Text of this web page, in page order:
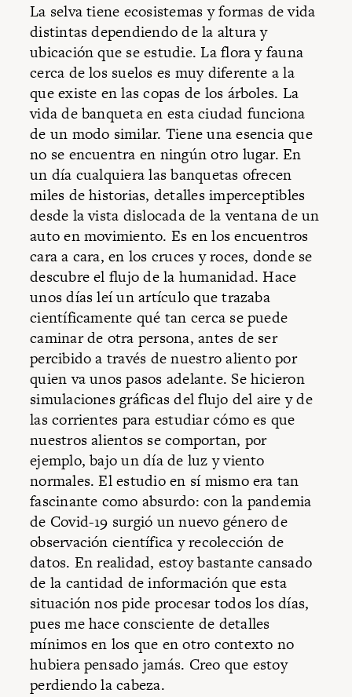
La selva tiene ecosistemas y formas de vida
distintas dependiendo de la altura y
ubicación que se estudie. La flora y fauna
cerca de los suelos es muy diferente a la
que existe en las copas de los árboles. La
vida de banqueta en esta ciudad funciona
de un modo similar. Tiene una esencia que
no se encuentra en ningún otro lugar. En
un día cualquiera las banquetas ofrecen
miles de historias, detalles imperceptibles
desde la vista dislocada de la ventana de un
auto en movimiento. Es en los encuentros
cara a cara, en los cruces y roces, donde se
descubre el flujo de la humanidad. Hace
unos días leí un artículo que trazaba
científicamente qué tan cerca se puede
caminar de otra persona, antes de ser
percibido a través de nuestro aliento por
quien va unos pasos adelante. Se hicieron
simulaciones gráficas del flujo del aire y de
las corrientes para estudiar cómo es que
nuestros alientos se comportan, por
ejemplo, bajo un día de luz y viento
normales. El estudio en sí mismo era tan
fascinante como absurdo: con la pandemia
de Covid-19 surgió un nuevo género de
observación científica y recolección de
datos. En realidad, estoy bastante cansado
de la cantidad de información que esta
situación nos pide procesar todos los días,
pues me hace consciente de detalles
mínimos en los que en otro contexto no
hubiera pensado jamás. Creo que estoy
perdiendo la cabeza.